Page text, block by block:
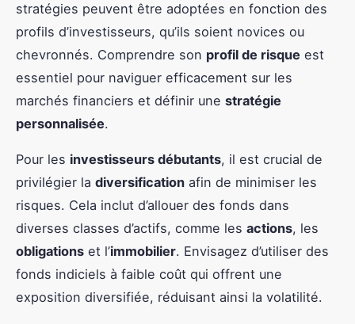
stratégies peuvent être adoptées en fonction des
profils d’investisseurs, qu’ils soient novices ou
chevronnés. Comprendre son profil de risque est
essentiel pour naviguer efficacement sur les
marchés financiers et définir une stratégie
personnalisée.
Pour les investisseurs débutants, il est crucial de
privilégier la diversification afin de minimiser les
risques. Cela inclut d’allouer des fonds dans
diverses classes d’actifs, comme les actions, les
obligations et l’immobilier. Envisagez d’utiliser des
fonds indiciels à faible coût qui offrent une
exposition diversifiée, réduisant ainsi la volatilité.